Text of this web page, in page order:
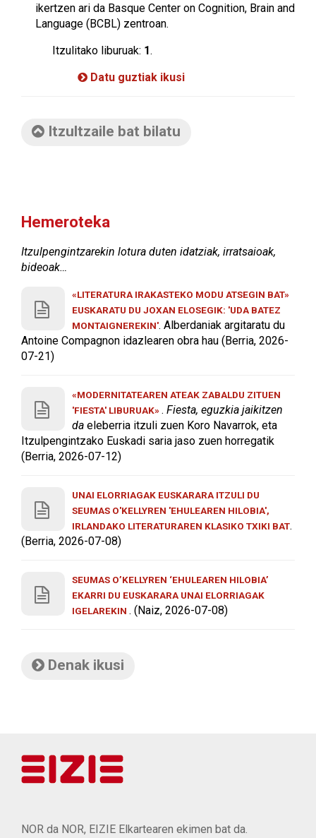
ikertzen ari da Basque Center on Cognition, Brain and
Language (BCBL) zentroan.
Itzulitako liburuak: 1.
Datu guztiak ikusi
Itzultzaile bat bilatu
Hemeroteka
Itzulpengintzarekin lotura duten idatziak, irratsaioak,
bideoak…
«LITERATURA IRAKASTEKO MODU ATSEGIN BAT»
EUSKARATU DU JOXAN ELOSEGIK: 'UDA BATEZ
MONTAIGNEREKIN'. Alberdaniak argitaratu du
Antoine Compagnon idazlearen obra hau (Berria, 2026-
07-21)
«MODERNITATEAREN ATEAK ZABALDU ZITUEN
'FIESTA' LIBURUAK». Fiesta, eguzkia jaikitzen
da eleberria itzuli zuen Koro Navarrok, eta
Itzulpengintzako Euskadi saria jaso zuen horregatik
(Berria, 2026-07-12)
UNAI ELORRIAGAK EUSKARARA ITZULI DU
SEUMAS O'KELLYREN 'EHULEAREN HILOBIA',
IRLANDAKO LITERATURAREN KLASIKO TXIKI BAT.
(Berria, 2026-07-08)
SEUMAS O’KELLYREN ‘EHULEAREN HILOBIA’
EKARRI DU EUSKARARA UNAI ELORRIAGAK
IGELAREKIN . (Naiz, 2026-07-08)
Denak ikusi
NOR da NOR, EIZIE Elkartearen ekimen bat da.